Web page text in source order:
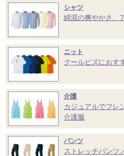
シャツ
綿混の爽やかさ、
ニット
クールビズにおす
介護
カジュアルでフレ
介護服
パンツ
ストレッチパンツ